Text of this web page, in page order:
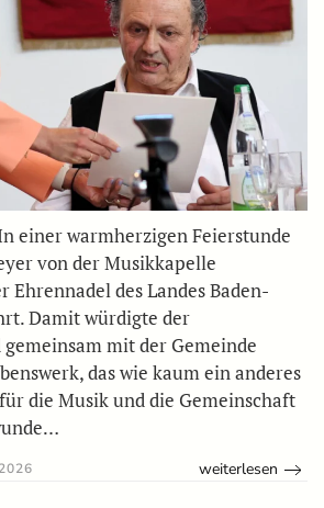
einer warmherzigen Feierstunde
von der Musikkapelle
des Landes Baden-
Damit würdigte der
mit der Gemeinde
das wie kaum ein anderes
die Musik und die Gemeinschaft
weiterlesen